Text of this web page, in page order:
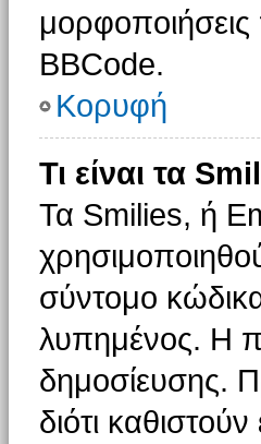
BBCode.
Κορυφή
Τι είναι τα
Τα Smilies, ή
σύντομο
λυπημένος. Η
δημοσίευσης.
διότι